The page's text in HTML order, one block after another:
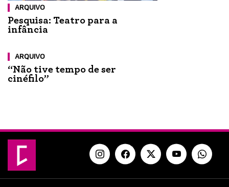
ARQUIVO
Pesquisa: Teatro para a
infância
ARQUIVO
“Não tive tempo de ser
cinéfilo”